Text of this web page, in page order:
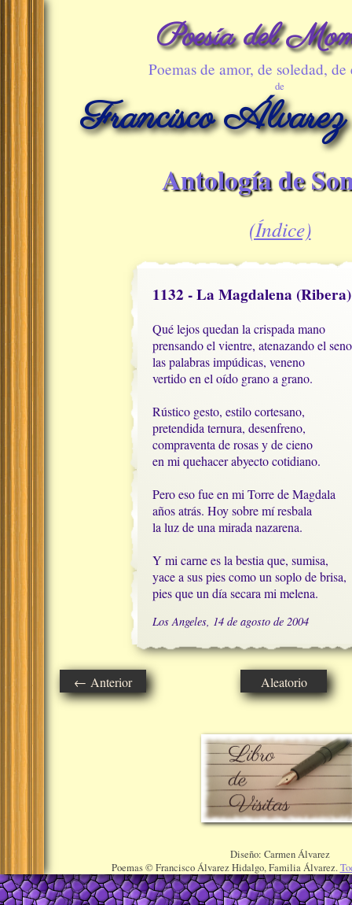
Poesía del
Poemas de amor, de soledad, de
de
Francisco
Antología de
(Índice)
1132 - La Magdalena (Ribera)
Qué lejos quedan la crispada mano
prensando el vientre, atenazando el
las palabras impúdicas, veneno
vertido en el oído grano a grano.
Rústico gesto, estilo cortesano,
pretendida ternura, desenfreno,
compraventa de rosas y de cieno
en mi quehacer abyecto cotidiano.
Pero eso fue en mi Torre de Magdala
años atrás. Hoy sobre mí resbala
la luz de una mirada nazarena.
Y mi carne es la bestia que, sumisa,
yace a sus pies como un soplo de brisa,
pies que un día secara mi melena.
Los Angeles, 14 de agosto de 2004
← Anterior Aleatorio
Diseño: Carmen Álvarez
Poemas © Francisco Álvarez Hidalgo, Familia Álvarez.